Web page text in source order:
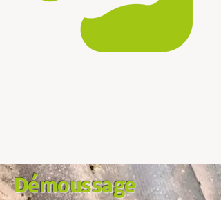
Démoussage